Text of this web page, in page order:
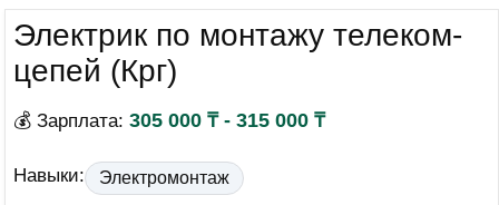
Электрик по монтажу телеком-
цепей (Крг)
💰 Зарплата: 305 000 ₸ - 315 000 ₸
Навыки: Электромонтаж